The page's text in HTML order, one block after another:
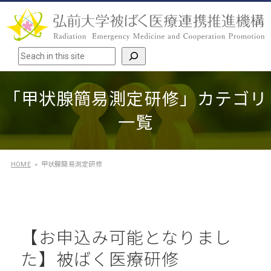
検索
「甲状腺簡易測定研修」カテゴリ
一覧
HOME 甲状腺簡易測定研修
【お申込み可能となりまし
た】被ばく医療研修